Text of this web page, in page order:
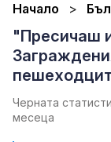
Начало
"Пресичаш
Черната
месеца